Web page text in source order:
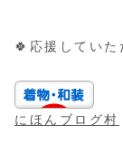
🍀応援していた
にほんブログ村